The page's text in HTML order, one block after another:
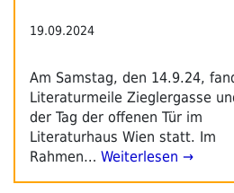
19.09.2024
Am Samstag, den 14.9.24,
Literaturmeile Zieglergasse
der Tag der offenen Tür im
Literaturhaus Wien statt. Im
Rahmen… Weiterlesen →